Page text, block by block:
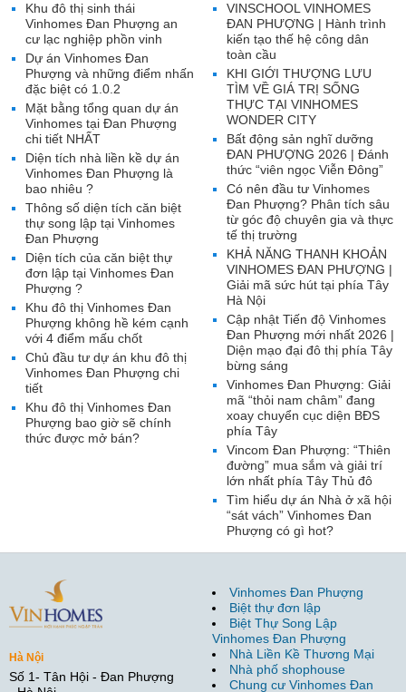
VINSCHOOL VINHOMES
ĐAN PHƯỢNG | Hành trình
kiến tạo thế hệ công dân
toàn cầu
KHI GIỚI THƯỢNG LƯU
TÌM VỀ GIÁ TRỊ SỐNG
THỰC TẠI VINHOMES
WONDER CITY
Bất động sản nghĩ dưỡng
ĐAN PHƯỢNG 2026 | Đánh
thức “viên ngọc Viễn Đông”
Có nên đầu tư Vinhomes
Đan Phượng? Phân tích sâu
từ góc độ chuyên gia và thực
tế thị trường
KHẢ NĂNG THANH KHOẢN
VINHOMES ĐAN PHƯỢNG |
Giải mã sức hút tại phía Tây
Hà Nội
Cập nhật Tiến độ Vinhomes
Đan Phượng mới nhất 2026 |
Diện mạo đại đô thị phía Tây
bừng sáng
Vinhomes Đan Phượng: Giải
mã “thỏi nam châm” đang
xoay chuyển cục diện BĐS
phía Tây
Vincom Đan Phượng: “Thiên
đường” mua sắm và giải trí
lớn nhất phía Tây Thủ đô
Tìm hiểu dự án Nhà ở xã hội
“sát vách” Vinhomes Đan
Phượng có gì hot?
Khu đô thị sinh thái
Vinhomes Đan Phượng an
cư lạc nghiệp phồn vinh
Dự án Vinhomes Đan
Phượng và những điểm nhấn
đặc biệt có 1.0.2
Mặt bằng tổng quan dự án
Vinhomes tại Đan Phượng
chi tiết NHẤT
Diện tích nhà liền kề dự án
Vinhomes Đan Phượng là
bao nhiêu ?
Thông số diện tích căn biệt
thự song lập tại Vinhomes
Đan Phượng
Diện tích của căn biệt thự
đơn lập tại Vinhomes Đan
Phượng ?
Khu đô thị Vinhomes Đan
Phượng không hề kém cạnh
với 4 điểm mấu chốt
Chủ đầu tư dự án khu đô thị
Vinhomes Đan Phượng chi
tiết
Khu đô thị Vinhomes Đan
Phượng bao giờ sẽ chính
thức được mở bán?
Hà Nội
Số 1- Tân Hội - Đan Phượng
Vinhomes Đan Phượng
Biệt thự đơn lập
Biệt Thự Song Lập
Vinhomes Đan Phượng
Nhà Liền Kề Thương Mại
Nhà phố shophouse
Chung cư Vinhomes Đan